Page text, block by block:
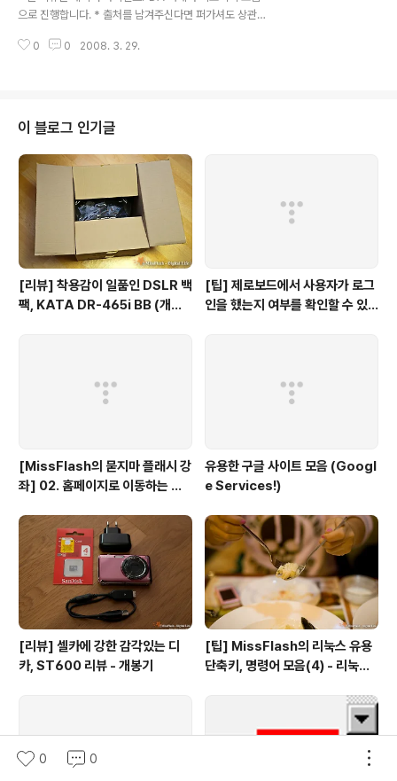
정"입니다. 폰트는 "단어" 파트(왼쪽)와 "해설" 파트(오른
넣든지, 아니면 단어 부분을 좀 더 직..
으로 진행합니다. * 출처를 남겨주신다면 퍼가셔도 상관없
werdic2 )에서 보실 수 있습니다. 남은 내용들이 많기에
다. 일단 인터페이스는 이전보다 좋아진 것 같습니다. 다만
여전히 통일성 없는 용어 사용으로 다소 혼돈의 여지가 있
네요;;; 자세한 내용은 차차 살펴보도록 하겠습니다. 아래는
단어장 초기 모습입니다. 이전 리뷰에서 설명했다시피 제
경우 "MF"라는 단어장을 생성한 상태입니다. 단..
0 0 2008. 3. 29.
이 블로그 인기글
[리뷰] 착용감이 일품인 DSLR 백
팩, KATA DR-465i BB (개봉
[팁] 제로보드에서 사용자가 로그
인을 했는지 여부를 확인할 수 있
[MissFlash의 묻지마 플래시 강
좌] 02. 홈페이지로 이동하는 버
유용한 구글 사이트 모음 (Googl
e Services!)
[리뷰] 셀카에 강한 감각있는 디
카, ST600 리뷰 - 개봉기
[팁] MissFlash의 리눅스 유용
단축키, 명령어 모음(4) - 리눅스
0 0